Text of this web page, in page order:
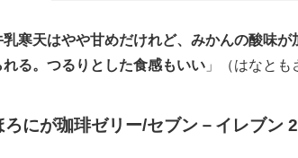
乳寒天はやや甘めだけれど、みかんの酸味
れる。つるりとした食感もいい 」（はなとも
ろにが珈琲ゼリー/セブン－イレブン